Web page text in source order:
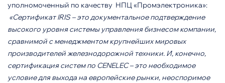
уполномоченный по качеству НПЦ «Промэлектроника»:
«Сертификат IRIS – это документальное подтверждение
высокого уровня системы управления бизнесом компании,
сравнимой с менеджментом крупнейших мировых
производителей железнодорожной техники. И, конечно,
сертификация систем по CENELEC – это необходимое
условие для выхода на европейские рынки, неоспоримое